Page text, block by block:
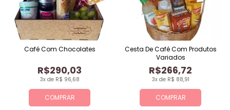
COMPRAR
3x de R$ 96,68
R$290,03
Café Com Chocolates
COMPRAR
3x de R$ 88,91
R$266,72
Cesta De Café Com Produtos
Variados